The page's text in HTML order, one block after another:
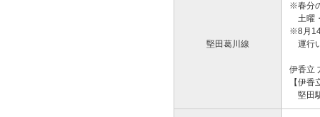
堅田葛川線
※春分
土曜
※8月
運行
伊香立
【伊
堅田